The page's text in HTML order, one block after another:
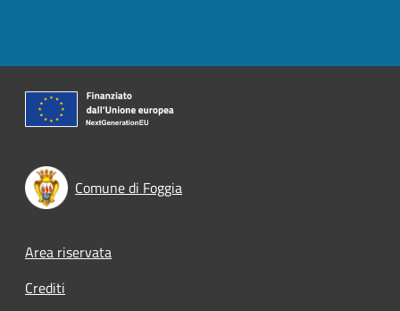
Comune di Foggia
Footer menu
Area riservata
Crediti